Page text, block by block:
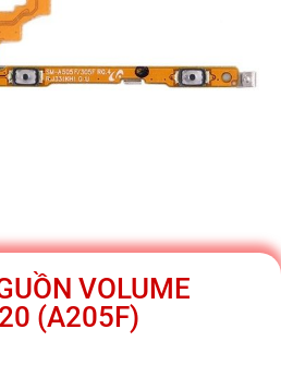
VOLUME
(A205F)